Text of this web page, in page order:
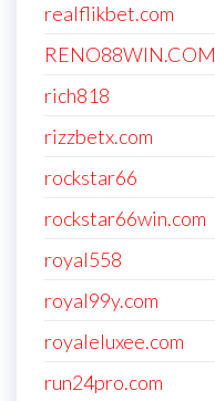
realflikbet.com
RENO88WIN.COM
rich818
rizzbetx.com
rockstar66
rockstar66win.com
royal558
royal99y.com
royaleluxee.com
run24pro.com